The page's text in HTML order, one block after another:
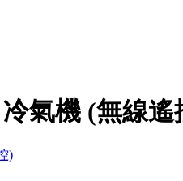
氣機 (無線遙